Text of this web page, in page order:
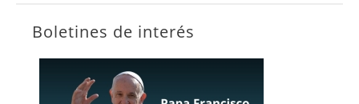
Boletines de interés